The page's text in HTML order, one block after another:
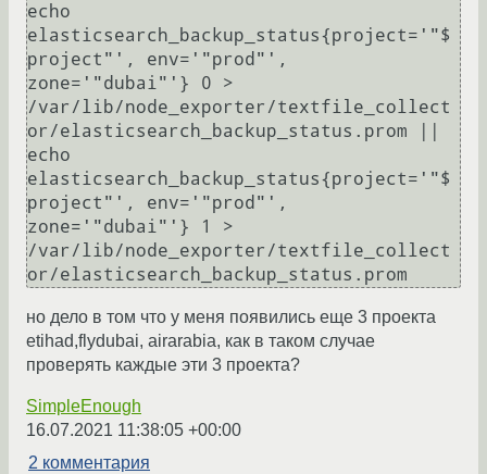
echo
elasticsearch_backup_status{project='"$
project"', env='"prod"',
zone='"dubai"'} 0 >
/var/lib/node_exporter/textfile_collect
or/elasticsearch_backup_status.prom ||
echo
elasticsearch_backup_status{project='"$
project"', env='"prod"',
zone='"dubai"'} 1 >
/var/lib/node_exporter/textfile_collect
но дело в том что у меня появились еще 3 проекта
etihad,flydubai, airarabia, как в таком случае
проверять каждые эти 3 проекта?
SimpleEnough
16.07.2021 11:38:05 +00:00
2 комментария